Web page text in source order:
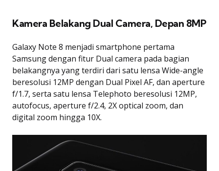
Kamera Belakang Dual Camera, Depan 8MP
Galaxy Note 8 menjadi smartphone pertama
Samsung dengan fitur Dual camera pada bagian
belakangnya yang terdiri dari satu lensa Wide-angle
beresolusi 12MP dengan Dual Pixel AF, dan aperture
f/1.7, serta satu lensa Telephoto beresolusi 12MP,
autofocus, aperture f/2.4, 2X optical zoom, dan
digital zoom hingga 10X.